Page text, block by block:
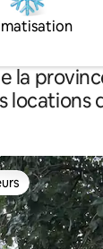
la
locations
les plus